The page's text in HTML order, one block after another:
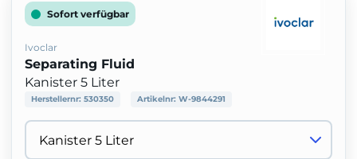
Sofort verfügbar
Ivoclar
Separating Fluid
Kanister 5 Liter
Herstellernr: 530350 Artikelnr: W-9844291